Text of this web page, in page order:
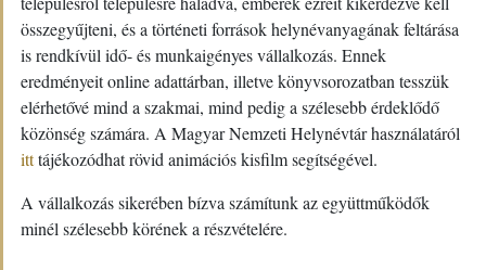
FŐOLDAL
összegyűjteni, és a történeti források helynévanyagának feltárása
is rendkívül idő- és munkaigényes vállalkozás. Ennek
eredményeit online adattárban, illetve könyvsorozatban tesszük
elérhetővé mind a szakmai, mind pedig a szélesebb érdeklődő
közönség számára. A Magyar Nemzeti Helynévtár használatáról
itttájékozódhat rövid animációs kisfilm segítségével.
A vállalkozás sikerében bízva számítunk az együttműködők
minél szélesebb körének a részvételére.